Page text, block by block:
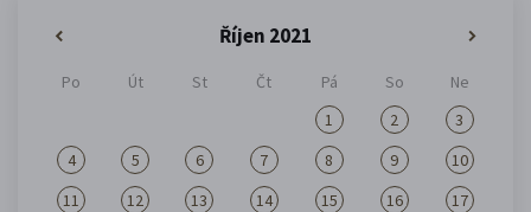
Říjen 2021
Po Út St Čt Pá So
Ne
1
2
3
4
5 6 7 8 9
10
11
12 13 14 15 16
17